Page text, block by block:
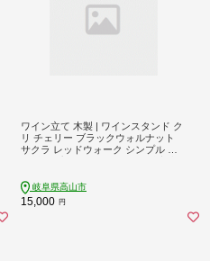
ワイン立て 木製 | ワインスタンド ク
リ チェリー ブラックウォルナット
サクラ レッドウォーク シンプル 木
岐阜県高山市
15,000 円